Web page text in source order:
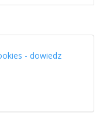
- dowiedz